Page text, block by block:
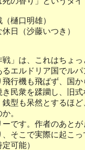
樋口明雄）
日（沙藤いつき）
」は、これはちょ
エルドリア国でル
飛行機も飛ばず、国
民衆を蹂躪し、旧
型も呆然とするほ
。
です。作者のあと
そこで実際に起こ
可能）